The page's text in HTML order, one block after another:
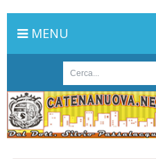
MENU